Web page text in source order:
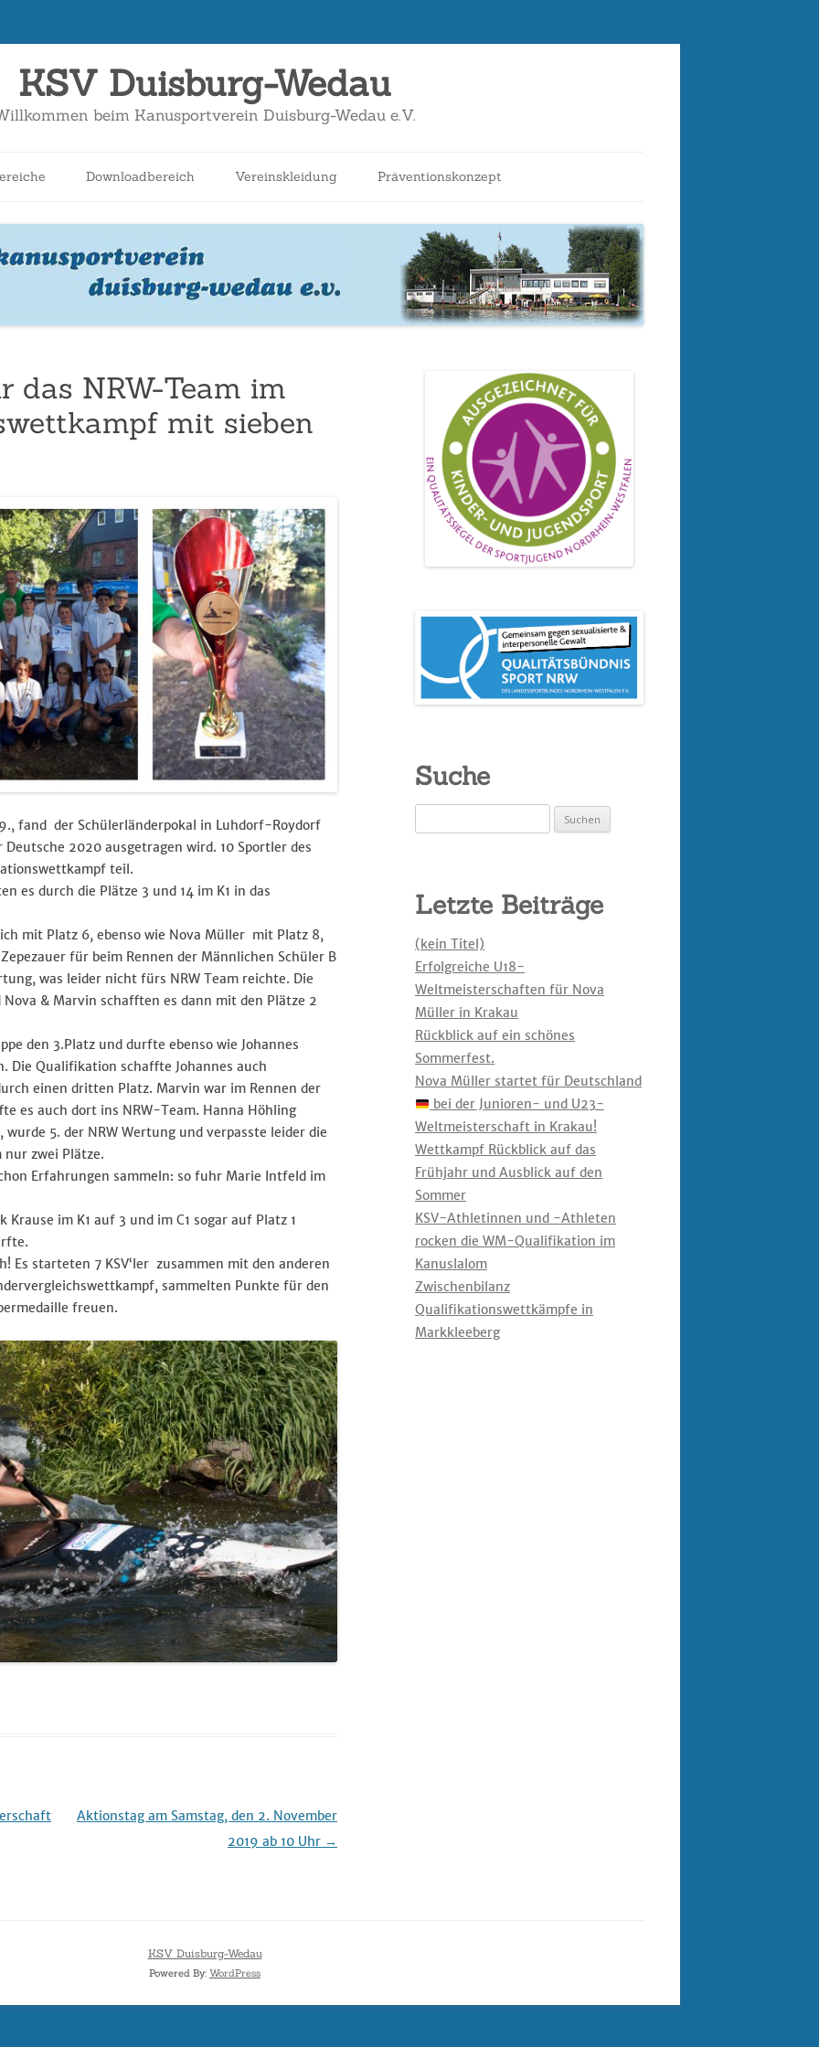
KSV Duisburg-Wedau
beim Kanusportverein Duisburg-Wedau e.V.
Inhalt
springen
Schüler*innen
Breitensport
Kanuslalom
Trainingszeiten
Termine
Downloadbereich Vereinskleidung Präventionskonzept
das NRW-Team im
mit sieben
fand der Schülerländerpokal in Luhdorf-Roydorf
2020 ausgetragen wird. 10 Sportler des
teil.
es durch die Plätze 3 und 14 im K1 in das
mit Platz 6, ebenso wie Nova Müller mit Platz 8,
für beim Rennen der Männlichen Schüler B
was leider nicht fürs NRW Team reichte. Die
& Marvin schafften es dann mit den Plätze 2
den 3.Platz und durfte ebenso wie Johannes
Die Qualifikation schaffte Johannes auch
einen dritten Platz. Marvin war im Rennen der
es auch dort ins NRW-Team. Hanna Höhling
5. der NRW Wertung und verpasste leider die
zwei Plätze.
Erfahrungen sammeln: so fuhr Marie Intfeld im
im K1 auf 3 und im C1 sogar auf Platz 1
Es starteten 7 KSV‘ler zusammen mit den anderen
sammelten Punkte für den
freuen.
Aktionstag am Samstag, den 2. November
2019 ab 10 Uhr →
Suche
nach:
Letzte Beiträge
(kein Titel)
Erfolgreiche U18-
Weltmeisterschaften für Nova
Müller in Krakau
Rückblick auf ein schönes
Sommerfest.
Nova Müller startet für Deutschland
bei der Junioren- und U23-
Weltmeisterschaft in Krakau!
Wettkampf Rückblick auf das
Frühjahr und Ausblick auf den
Sommer
KSV-Athletinnen und -Athleten
rocken die WM-Qualifikation im
Kanuslalom
Zwischenbilanz
Qualifikationswettkämpfe in
Markkleeberg
KSV Duisburg-Wedau
Powered By: WordPress